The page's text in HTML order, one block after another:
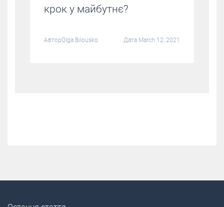
крок у майбутнє?
АвторOlga Bilousko Дата March 12, 2021